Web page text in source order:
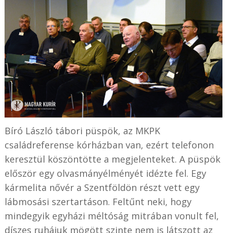
Bíró László tábori püspök, az MKPK
családreferense kórházban van, ezért telefonon
keresztül köszöntötte a megjelenteket. A püspök
először egy olvasmányélményét idézte fel. Egy
kármelita nővér a Szentföldön részt vett egy
lábmosási szertartáson. Feltűnt neki, hogy
mindegyik egyházi méltóság mitrában vonult fel,
díszes ruhájuk mögött szinte nem is látszott az